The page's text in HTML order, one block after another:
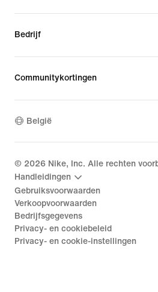
Bedrijf
Communitykortingen
België
© 2026 Nike, Inc. Alle rechten
Handleidingen
Gebruiksvoorwaarden
Verkoopvoorwaarden
Bedrijfsgegevens
Privacy- en cookiebeleid
Privacy- en cookie-instellingen